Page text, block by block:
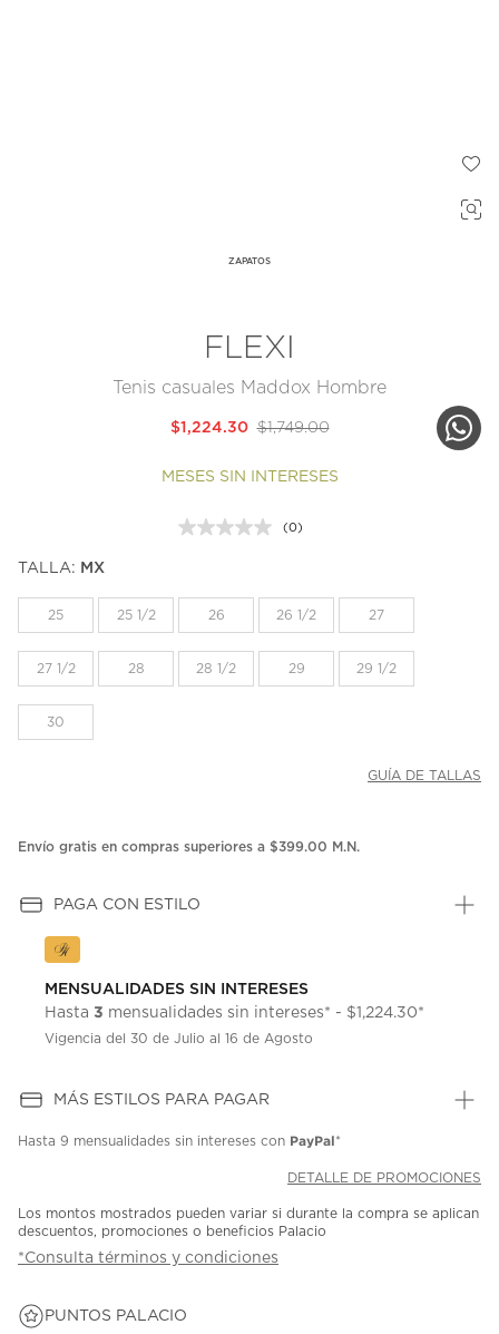
ZAPATOS
FLEXI
Tenis casuales Maddox Hombre
$1,749.00
$1,224.30
MESES SIN INTERESES
Sin
la
misma
(0)
TALLA: MX
25 25 1/2 26 26 1/2 27
27 1/2 28 28 1/2 29 29 1/2
30
GUÍA DE TALLAS
Envío gratis en compras superiores a $399.00 M.N.
PAGA CON ESTILO
MENSUALIDADES SIN INTERESES
Hasta 3 mensualidades sin intereses* - $1,224.30*
Vigencia del 30 de Julio al 16 de Agosto
MÁS ESTILOS PARA PAGAR
Hasta 9 mensualidades sin intereses con PayPal*
DETALLE DE PROMOCIONES
Los montos mostrados pueden variar si durante la compra se aplican
descuentos, promociones o beneficios Palacio
*Consulta términos y condiciones
PUNTOS PALACIO